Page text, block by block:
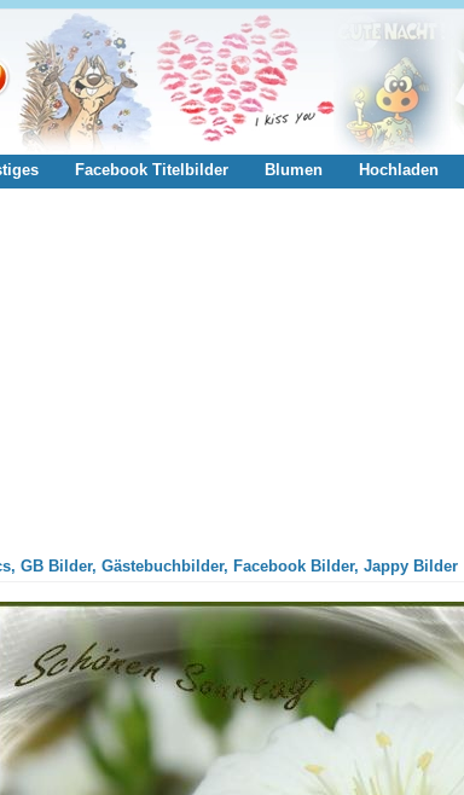
Facebook Titelbilder Blumen Hochladen
GB Bilder, Gästebuchbilder, Facebook Bilder, Jappy Bilder